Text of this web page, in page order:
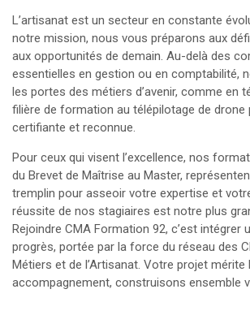
L’artisanat est un secteur en constante
notre mission, nous vous préparons aux
aux opportunités de demain. Au-delà des
essentielles en gestion ou en comptabilité,
les portes des métiers d’avenir, comme en
filière de formation au télépilotage de drone
certifiante et reconnue.
Pour ceux qui visent l’excellence, nos
du Brevet de Maîtrise au Master,
tremplin pour asseoir votre expertise et
réussite de nos stagiaires est notre plus
Rejoindre CMA Formation 92, c’est intégrer
progrès, portée par la force du réseau des
Métiers et de l’Artisanat. Votre projet mérite
accompagnement, construisons ensemble